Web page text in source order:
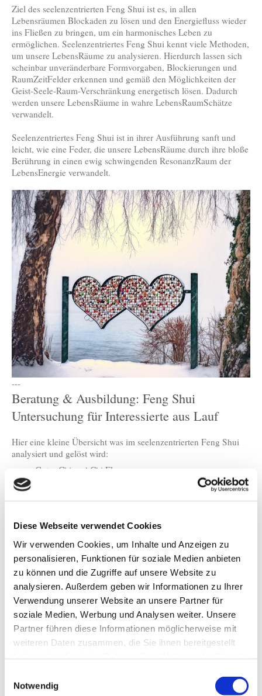
Diese Webseite verwendet Cookies
Wir verwenden Cookies, um Inhalte und Anzeigen zu
personalisieren, Funktionen für soziale Medien anbieten
zu können und die Zugriffe auf unsere Website zu
analysieren. Außerdem geben wir Informationen zu Ihrer
Verwendung unserer Website an unsere Partner für
soziale Medien, Werbung und Analysen weiter. Unsere
Partner führen diese Informationen möglicherweise mit
weiteren Daten zusammen, die Sie ihnen bereitgestellt
Notwendig
Ziel des seelenzentrierten Feng Shui ist es, in allen
Lebensräumen Blockaden zu lösen und den Energiefluss wieder
ins Fließen zu bringen, um ein harmonisches Leben zu
ermöglichen. Seelenzentriertes Feng Shui kennt viele Methoden,
um unsere LebensRäume zu analysieren. Hierdurch lassen sich
scheinbar unveränderbare Formvorgaben, Blockierungen und
RaumZeitFelder erkennen und gemäß den Möglichkeiten der
Geist-Seele-Raum-Verschränkung energetisch lösen. Dadurch
werden unsere LebensRäume in wahre LebensRaumSchätze
verwandelt.
Seelenzentriertes Feng Shui ist in ihrer Ausführung sanft und
leicht, wie eine Feder, die unsere LebensRäume durch ihre bloße
Berührung in einen ewig schwingenden ResonanzRaum der
LebensEnergie verwandelt.
---
Beratung & Ausbildung: Feng Shui
Untersuchung für Interessierte aus Lauf
Hier eine kleine Übersicht was im seelenzentrierten Feng Shui
analysiert und gelöst wird:
Gutes Chi und Chi Fluss
Förderlicher Schlafplatz
Möblierung und Pflanzen
5 Elemente und ihre Kreisläufe
Formen, Symbole und Muster
Förderliche Himmelsrichtung
Förderlicher Farbenausgleich
Bagua Bereiche in Wohnung, Haus und Grundstück
Numerologie Kua Zahl
Grundriss und Fehlbereichsausgleich
Ordnung des Hauses
Tierkreiszeichen
Ost und West System
Fliegende Sterne
Zusammenhänge von Mensch und LebensRaum
Seelenzentrierte, geomantische Analyse & Heilung. Hier